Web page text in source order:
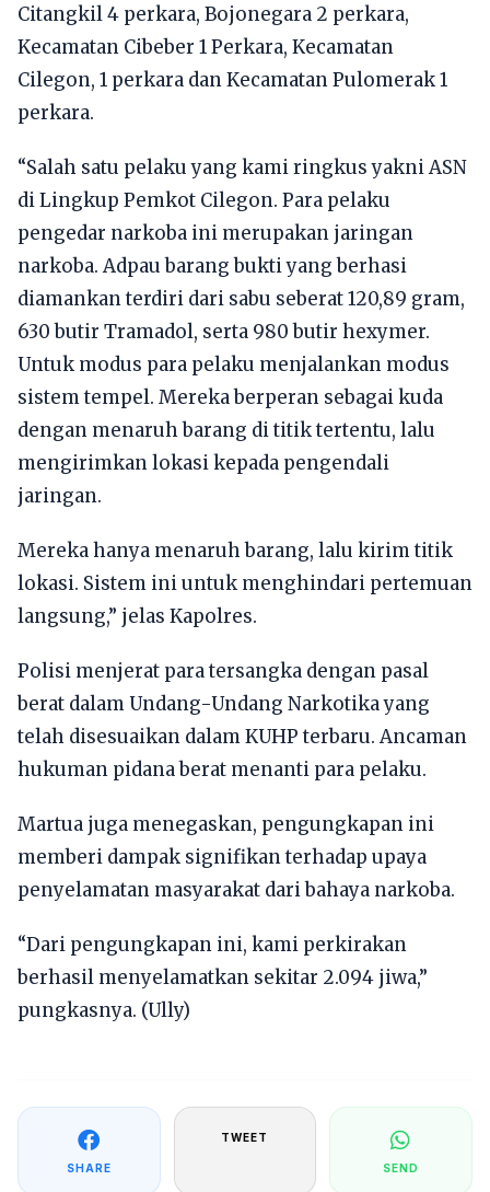
Citangkil 4 perkara, Bojonegara 2 perkara,
Kecamatan Cibeber 1 Perkara, Kecamatan
Cilegon, 1 perkara dan Kecamatan Pulomerak 1
perkara.
“Salah satu pelaku yang kami ringkus yakni ASN
di Lingkup Pemkot Cilegon. Para pelaku
pengedar narkoba ini merupakan jaringan
narkoba. Adpau barang bukti yang berhasi
diamankan terdiri dari sabu seberat 120,89 gram,
630 butir Tramadol, serta 980 butir hexymer.
Untuk modus para pelaku menjalankan modus
sistem tempel. Mereka berperan sebagai kuda
dengan menaruh barang di titik tertentu, lalu
mengirimkan lokasi kepada pengendali
jaringan.
Mereka hanya menaruh barang, lalu kirim titik
lokasi. Sistem ini untuk menghindari pertemuan
langsung,” jelas Kapolres.
Polisi menjerat para tersangka dengan pasal
berat dalam Undang-Undang Narkotika yang
telah disesuaikan dalam KUHP terbaru. Ancaman
hukuman pidana berat menanti para pelaku.
Martua juga menegaskan, pengungkapan ini
memberi dampak signifikan terhadap upaya
penyelamatan masyarakat dari bahaya narkoba.
“Dari pengungkapan ini, kami perkirakan
berhasil menyelamatkan sekitar 2.094 jiwa,”
pungkasnya. (Ully)
SHARE
TWEET
SEND